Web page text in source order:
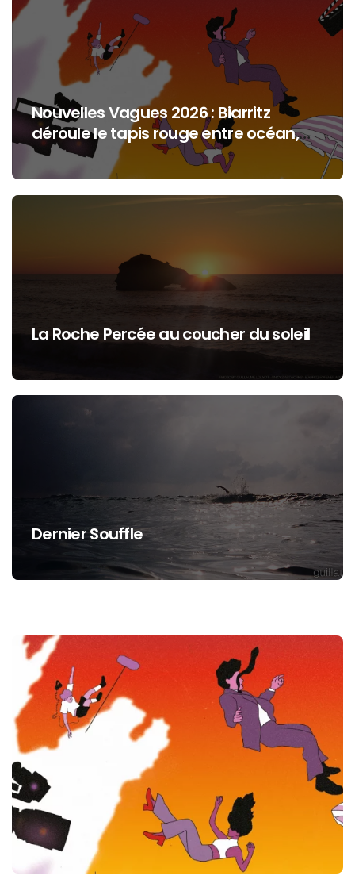
Nouvelles Vagues 2026 : Biarritz
déroule le tapis rouge entre océan,
jeunesse et cinéma
La Roche Percée au coucher du soleil
Dernier Souffle